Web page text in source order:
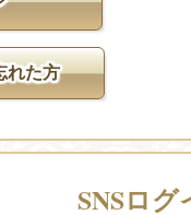
れた方
SNSロ